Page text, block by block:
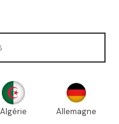
Algérie Allemagne